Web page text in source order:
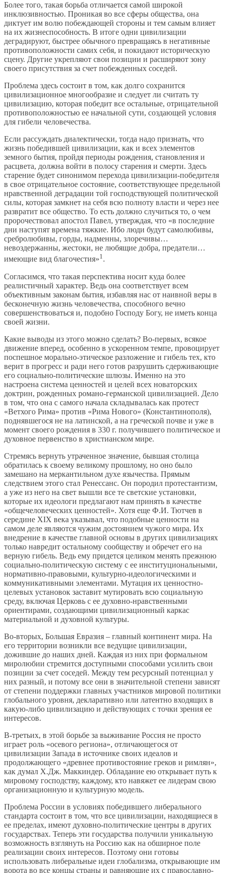
Более того, такая борьба отличается самой широкой
инклюзивностью. Проникая во все сферы общества, она
диктует им волю побеждающей стороны и тем самым влияет
на их жизнеспособность. В итоге одни цивилизации
деградируют, быстрее обычного превращаясь в негативные
противоположности самих себя, и покидают историческую
сцену. Другие укрепляют свои позиции и расширяют зону
своего присутствия за счет побежденных соседей.
Проблема здесь состоит в том, как долго сохранится
цивилизационное многообразие и следует ли считать ту
цивилизацию, которая победит все остальные, отрицательной
противоположностью ее начальной сути, создающей условия
для гибели человечества.
Если рассуждать диалектически, тогда надо признать, что
жизнь победившей цивилизации, как и всех элементов
земного бытия, пройдя периоды рождения, становления и
расцвета, должна войти в полосу старения и смерти. Здесь
старение будет синонимом перехода цивилизации-победителя
в свое отрицательное состояние, соответствующее предельной
нравственной деградации той господствующей политической
силы, которая замкнет на себя всю полноту власти и через нее
развратит все общество. То есть должно случиться то, о чем
пророчествовал апостол Павел, утверждая, что «в последние
дни наступят времена тяжкие. Ибо люди будут самолюбивы,
сребролюбивы, горды, надменны, злоречивы…
невоздержанны, жестоки, не любящие добра, предатели…
имеющие вид благочестия»1.
Согласимся, что такая перспектива носит куда более
реалистичный характер. Ведь она соответствует всем
объективным законам бытия, избавляя нас от наивной веры в
бесконечную жизнь человечества, способного вечно
совершенствоваться и, подобно Господу Богу, не иметь конца
своей жизни.
Какие выводы из этого можно сделать? Во-первых, всякое
движение вперед, особенно в ускоренном темпе, провоцирует
поспешное морально-этическое разложение и гибель тех, кто
верит в прогресс и ради него готов разрушить сдерживающие
его социально-политические шлюзы. Именно на это
настроена система ценностей и целей всех новаторских
доктрин, рожденных романо-германской цивилизацией. Дело
в том, что она с самого начала складывалась как протест
«Ветхого Рима» против «Рима Нового» (Константинополя),
поднявшегося не на латинской, а на греческой почве и уже в
момент своего рождения в 330 г. получившего политическое и
духовное первенство в христианском мире.
Стремясь вернуть утраченное значение, бывшая столица
обратилась к своему великому прошлому, но оно было
замешано на меркантильном духе язычества. Прямым
следствием этого стал Ренессанс. Он породил протестантизм,
а уже из него на свет вышли все те светские установки,
которые их идеологи предлагают нам принять в качестве
«общечеловеческих ценностей». Хотя еще Ф.И. Тютчев в
середине XIX века указывал, что подобные ценности на
самом деле являются чужим достоянием чужого мира. Их
внедрение в качестве главной основы в других цивилизациях
только навредит остальному сообществу и обречет его на
верную гибель. Ведь ему придется целиком менять прежнюю
социально-политическую систему с ее институциональными,
нормативно-правовыми, культурно-идеологическими и
коммуникативными элементами. Мутация их ценностно-
целевых установок заставит мутировать всю социальную
среду, включая Церковь с ее духовно-нравственными
ориентирами, создающими цивилизационный каркас
материальной и духовной культуры.
Во-вторых, Большая Евразия – главный континент мира. На
его территории возникли все ведущие цивилизации,
дожившие до наших дней. Каждая из них при формальном
миролюбии стремится доступными способами усилить свои
позиции за счет соседей. Между тем ресурсный потенциал у
них разный, и потому все они в значительной степени зависят
от степени поддержки главных участников мировой политики
глобального уровня, декларативно или латентно входящих в
какую-либо цивилизацию и действующих с точки зрения ее
интересов.
В-третьих, в этой борьбе за выживание Россия не просто
играет роль «осевого региона», отличающегося от
цивилизации Запада в источнике своих идеалов и
продолжающего «древнее противостояние греков и римлян»,
как думал Х.Дж. Маккиндер. Обладание ею открывает путь к
мировому господству, каждому, кто навяжет ее лидерам свою
организационную и культурную модель.
Проблема России в условиях победившего либерального
стандарта состоит в том, что все цивилизации, находящиеся в
ее пределах, имеют духовно-политические центры в других
государствах. Теперь эти государства получили уникальную
возможность взглянуть на Россию как на обширное поле
реализации своих интересов. Поэтому они готовы
использовать либеральные идеи глобализма, открывающие им
ворота во все концы страны и равняющие их с православно-